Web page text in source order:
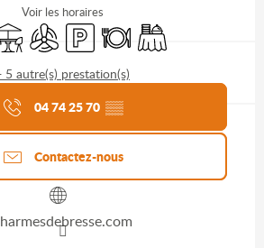
Voir les horaires
Air conditionné
ParkingRestaurant
Banquet
5 autre(s) prestation(s)
du moment
04 74 25 70 ▒▒
Contactez-nous